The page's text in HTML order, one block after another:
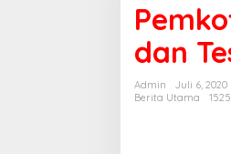
dan
Admin
Juli 6, 2020
Berita Utama